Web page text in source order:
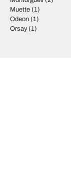
Muette (1)
Odeon (1)
Orsay(1)